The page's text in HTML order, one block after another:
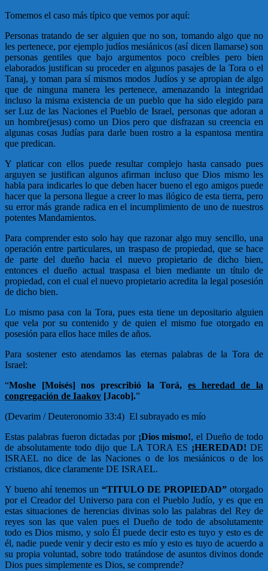
Tomemos el caso más típico que vemos por aquí:
Personas tratando de ser alguien que no son, tomando algo que no
les pertenece, por ejemplo judíos mesiánicos (así dicen llamarse) son
personas gentiles que bajo argumentos poco creíbles pero bien
elaborados justifican su proceder en algunos pasajes de la Tora o el
Tanaj, y toman para sí mismos modos Judíos y se apropian de algo
que de ninguna manera les pertenece, amenazando la integridad
incluso la misma existencia de un pueblo que ha sido elegido para
ser Luz de las Naciones el Pueblo de Israel, personas que adoran a
un hombre(jesus) como un Dios pero que disfrazan su creencia en
algunas cosas Judías para darle buen rostro a la espantosa mentira
que predican.
Y platicar con ellos puede resultar complejo hasta cansado pues
arguyen se justifican algunos afirman incluso que Dios mismo les
habla para indicarles lo que deben hacer bueno el ego amigos puede
hacer que la persona llegue a creer lo mas ilógico de esta tierra, pero
su error más grande radica en el incumplimiento de uno de nuestros
potentes Mandamientos.
Para comprender esto solo hay que razonar algo muy sencillo, una
operación entre particulares, un traspaso de propiedad, que se hace
de parte del dueño hacia el nuevo propietario de dicho bien,
entonces el dueño actual traspasa el bien mediante un título de
propiedad, con el cual el nuevo propietario acredita la legal posesión
de dicho bien.
Lo mismo pasa con la Tora, pues esta tiene un depositario alguien
que vela por su contenido y de quien el mismo fue otorgado en
posesión para ellos hace miles de años.
Para sostener esto atendamos las eternas palabras de la Tora de
Israel:
“Moshe [Moisés] nos prescribió la Torá, es heredad de la
congregación de Iaakov [Jacob].”
(Devarim / Deuteronomio 33:4) El subrayado es mío
Estas palabras fueron dictadas por ¡Dios mismo!, el Dueño de todo
de absolutamente todo dijo que LA TORA ES ¡HEREDAD! DE
ISRAEL no dice de las Naciones o de los mesiánicos o de los
cristianos, dice claramente DE ISRAEL.
Y bueno ahí tenemos un “TITULO DE PROPIEDAD” otorgado
por el Creador del Universo para con el Pueblo Judío, y es que en
estas situaciones de herencias divinas solo las palabras del Rey de
reyes son las que valen pues el Dueño de todo de absolutamente
todo es Dios mismo, y solo Él puede decir esto es tuyo y esto es de
él, nadie puede venir y decir esto es mío y esto es tuyo de acuerdo a
su propia voluntad, sobre todo tratándose de asuntos divinos donde
Dios pues simplemente es Dios, se comprende?